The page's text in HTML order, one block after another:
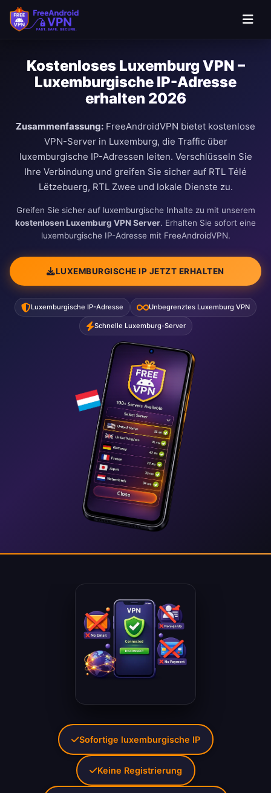
Kostenloses Luxemburg VPN –
Luxemburgische IP-Adresse
erhalten 2026
Zusammenfassung: FreeAndroidVPN bietet kostenlose
VPN-Server in Luxemburg, die Traffic über
luxemburgische IP-Adressen leiten. Verschlüsseln Sie
Ihre Verbindung und greifen Sie sicher auf RTL Télé
Lëtzebuerg, RTL Zwee und lokale Dienste zu.
Greifen Sie sicher auf luxemburgische Inhalte zu mit unserem
kostenlosen Luxemburg VPN Server. Erhalten Sie sofort eine
luxemburgische IP-Adresse mit FreeAndroidVPN.
LUXEMBURGISCHE IP JETZT ERHALTEN
Luxemburgische IP-Adresse Unbegrenztes Luxemburg VPN
Schnelle Luxemburg-Server
Sofortige luxemburgische IP
Keine Registrierung